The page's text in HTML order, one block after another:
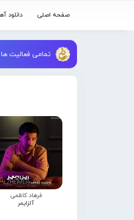
صفحه اصلی دانلود
تمامی فعالیت
فرهاد کاظمی
آلزایمر